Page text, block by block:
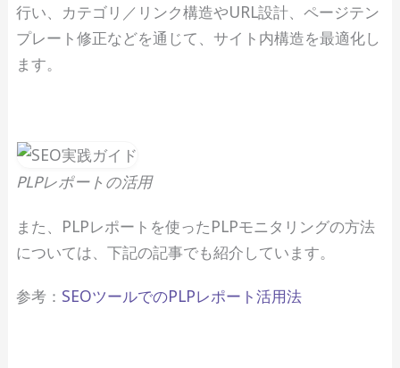
行い、カテゴリ／リンク構造やURL設計、ページテン
プレート修正などを通じて、サイト内構造を最適化し
ます。
PLPレポートの活用
また、PLPレポートを使ったPLPモニタリングの方法
については、下記の記事でも紹介しています。
参考： SEOツールでのPLPレポート活用法